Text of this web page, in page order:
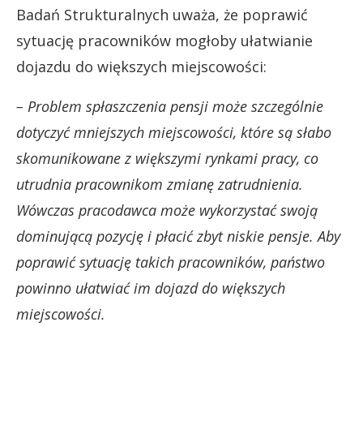
Badań Strukturalnych uważa, że poprawić
sytuację pracowników mogłoby ułatwianie
dojazdu do większych miejscowości:
– Problem spłaszczenia pensji może szczególnie
dotyczyć mniejszych miejscowości, które są słabo
skomunikowane z większymi rynkami pracy, co
utrudnia pracownikom zmianę zatrudnienia.
Wówczas pracodawca może wykorzystać swoją
dominującą pozycję i płacić zbyt niskie pensje. Aby
poprawić sytuację takich pracowników, państwo
powinno ułatwiać im dojazd do większych
miejscowości.